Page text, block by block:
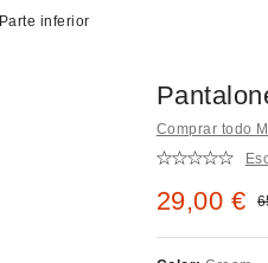
Parte inferior
Comprar todo
Precio
29,00 €